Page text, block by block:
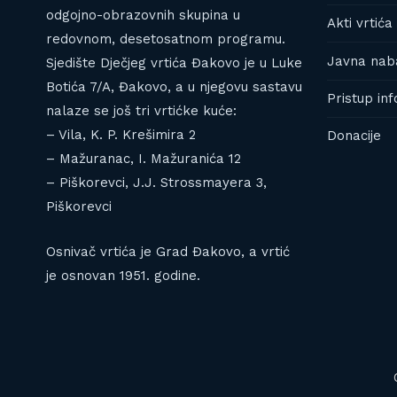
odgojno-obrazovnih skupina u
redovnom, desetosatnom programu.
Sjedište Dječjeg vrtića Đakovo je u Luke
Botića 7/A, Đakovo, a u njegovu sastavu
nalaze se još tri vrtićke kuće:
– Vila, K. P. Krešimira 2
– Mažuranac, I. Mažuranića 12
– Piškorevci, J.J. Strossmayera 3,
Piškorevci
Osnivač vrtića je Grad Đakovo, a vrtić
je osnovan 1951. godine.
Akti vrtića
Javna
Pristup
Donacije